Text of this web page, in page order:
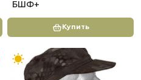
БШФ+
Купить